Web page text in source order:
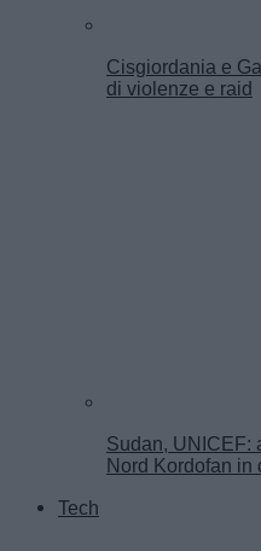
Cisgiordania e
di violenze e raid
Sudan, UNICEF:
Nord Kordofan in
Tech